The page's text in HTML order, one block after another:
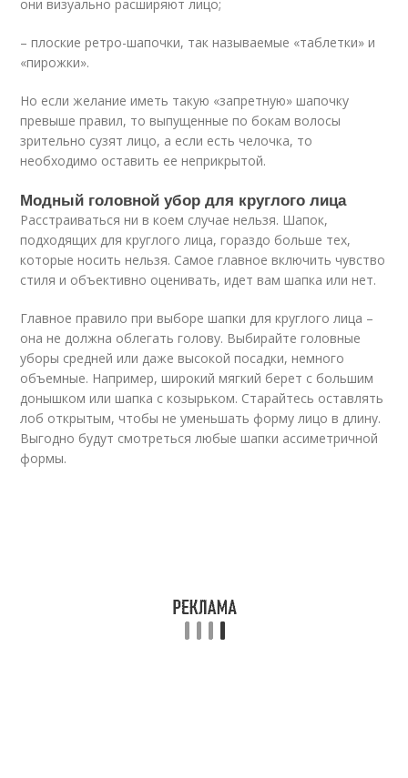
они визуально расширяют лицо;
– плоские ретро-шапочки, так называемые «таблетки» и
«пирожки».
Но если желание иметь такую «запретную» шапочку
превыше правил, то выпущенные по бокам волосы
зрительно сузят лицо, а если есть челочка, то
необходимо оставить ее неприкрытой.
Модный головной убор для круглого лица
Расстраиваться ни в коем случае нельзя. Шапок,
подходящих для круглого лица, гораздо больше тех,
которые носить нельзя. Самое главное включить чувство
стиля и объективно оценивать, идет вам шапка или нет.
Главное правило при выборе шапки для круглого лица –
она не должна облегать голову. Выбирайте головные
уборы средней или даже высокой посадки, немного
объемные. Например, широкий мягкий берет с большим
донышком или шапка с козырьком. Старайтесь оставлять
лоб открытым, чтобы не уменьшать форму лицо в длину.
Выгодно будут смотреться любые шапки ассиметричной
формы.